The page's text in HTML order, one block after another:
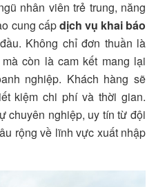
nhân viên trẻ trung, năng
cung cấpdịch vụ khai báo
Không chỉ đơn thuần là
còn là cam kết mang lại
nghiệp. Khách hàng sẽ
kiệm chi phí và thời gian.
chuyên nghiệp, uy tín từ đội
rộng về lĩnh vực xuất nhập